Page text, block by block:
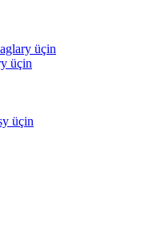
üçin
üçin
üçin